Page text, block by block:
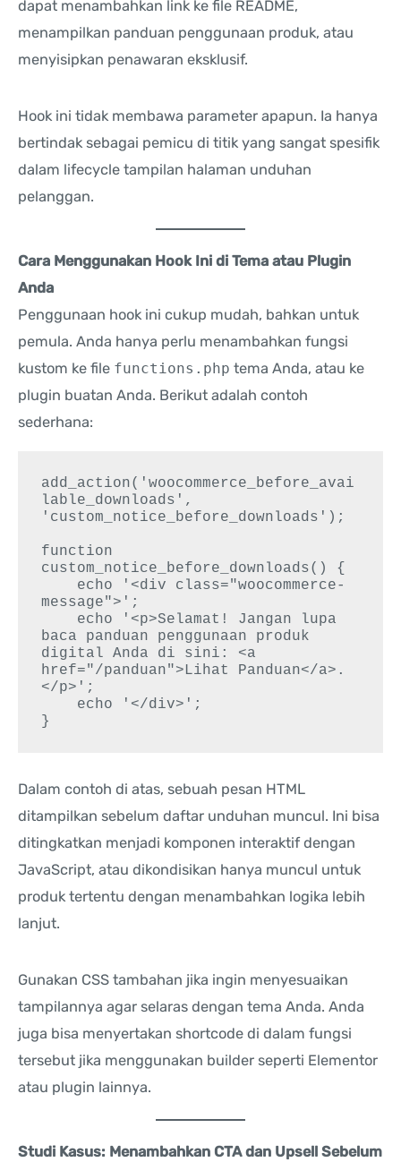
dapat menambahkan link ke file README,
menampilkan panduan penggunaan produk, atau
menyisipkan penawaran eksklusif.
Hook ini tidak membawa parameter apapun. Ia hanya
bertindak sebagai pemicu di titik yang sangat spesifik
dalam lifecycle tampilan halaman unduhan
pelanggan.
Cara Menggunakan Hook Ini di Tema atau Plugin
Anda
Penggunaan hook ini cukup mudah, bahkan untuk
pemula. Anda hanya perlu menambahkan fungsi
kustom ke file functions.php tema Anda, atau ke
plugin buatan Anda. Berikut adalah contoh
sederhana:
add_action('woocommerce_before_avai
lable_downloads',
'custom_notice_before_downloads');
function
custom_notice_before_downloads() {
message">';
baca panduan penggunaan produk
digital Anda di sini: <a
href="/panduan">Lihat Panduan</a>.
</p>';
Dalam contoh di atas, sebuah pesan HTML
ditampilkan sebelum daftar unduhan muncul. Ini bisa
ditingkatkan menjadi komponen interaktif dengan
JavaScript, atau dikondisikan hanya muncul untuk
produk tertentu dengan menambahkan logika lebih
lanjut.
Gunakan CSS tambahan jika ingin menyesuaikan
tampilannya agar selaras dengan tema Anda. Anda
juga bisa menyertakan shortcode di dalam fungsi
tersebut jika menggunakan builder seperti Elementor
atau plugin lainnya.
Studi Kasus: Menambahkan CTA dan Upsell Sebelum